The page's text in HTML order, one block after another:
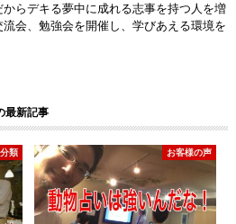
らデキる夢中に成れる志事を持つ人を増
会、勉強会を開催し、学びあえる環境を
最新記事
類 お客様の声